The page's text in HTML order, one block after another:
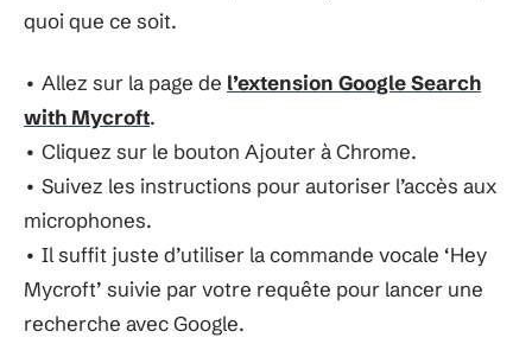
quoi que ce soit.
• Allez sur la page de l’extension Google Search
with Mycroft.
• Cliquez sur le bouton Ajouter à Chrome.
• Suivez les instructions pour autoriser l’accès aux
microphones.
• Il suffit juste d’utiliser la commande vocale ‘Hey
Mycroft’ suivie par votre requête pour lancer une
recherche avec Google.